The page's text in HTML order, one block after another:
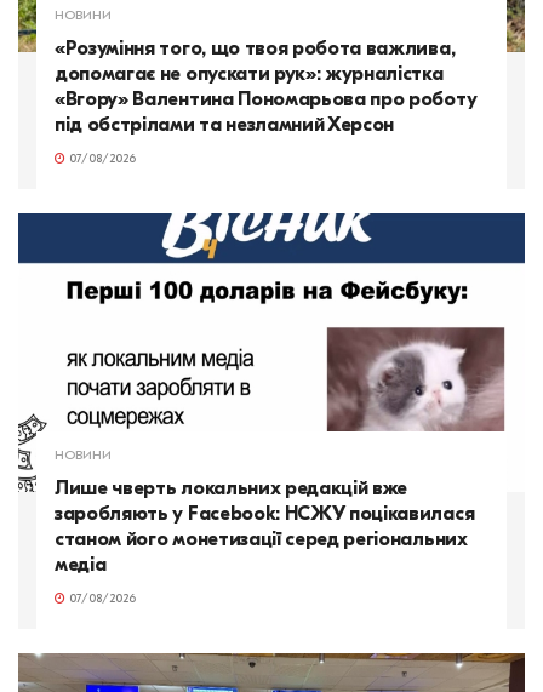
НОВИНИ
«Розуміння того, що твоя робота важлива,
допомагає не опускати рук»: журналістка
«Вгору» Валентина Пономарьова про роботу
під обстрілами та незламний Херсон
07/08/2026
НОВИНИ
Лише чверть локальних редакцій вже
заробляють у Facebook: НСЖУ поцікавилася
станом його монетизації серед регіональних
медіа
07/08/2026